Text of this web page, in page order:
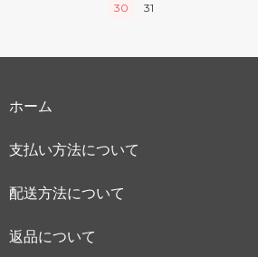
30
31
ホーム
支払い方法について
配送方法について
返品について